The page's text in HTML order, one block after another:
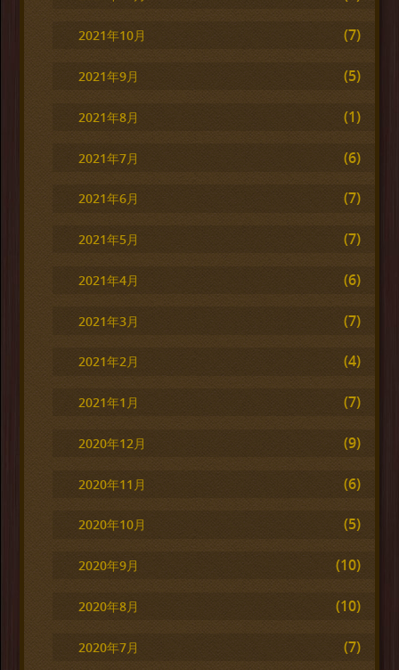
2021年10月 (7)
2021年9月 (5)
2021年8月 (1)
2021年7月 (6)
2021年6月 (7)
2021年5月 (7)
2021年4月 (6)
2021年3月 (7)
2021年2月 (4)
2021年1月 (7)
2020年12月 (9)
2020年11月 (6)
2020年10月 (5)
2020年9月 (10)
2020年8月 (10)
2020年7月 (7)